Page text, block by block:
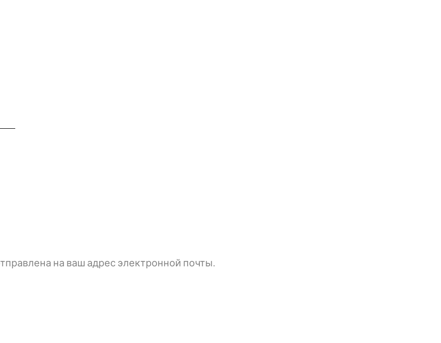
​​на ваш адрес электронной почты.